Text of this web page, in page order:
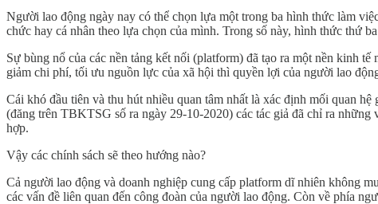
Người lao động ngày nay có thể chọn lựa một trong ba hình thức làm
chức hay cá nhân theo lựa chọn của mình. Trong số này, hình thức thứ
Sự bùng nổ của các nền tảng kết nối (platform) đã tạo ra một nền kinh
giảm chi phí, tối ưu nguồn lực của xã hội thì quyền lợi của người lao
Cái khó đầu tiên và thu hút nhiều quan tâm nhất là xác định mối quan
(đăng trên TBKTSG số ra ngày 29-10-2020) các tác giả đã chỉ ra
hợp.
Vậy các chính sách sẽ theo hướng nào?
Cả người lao động và doanh nghiệp cung cấp platform dĩ nhiên không
các vấn đề liên quan đến công đoàn của người lao động. Còn về phía